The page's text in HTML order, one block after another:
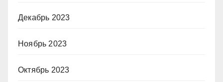
Декабрь 2023
Ноябрь 2023
Октябрь 2023